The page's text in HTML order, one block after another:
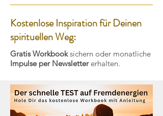
Kostenlose Inspiration für Deinen
spirituellen Weg:
Gratis Workbooksichern oder monatliche
Impulse per Newslettererhalten.